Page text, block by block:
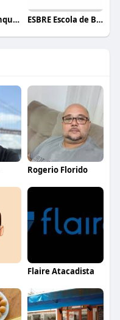
Nogueira Brinquedos ESBRE Escola de Bares e Restaurantes
Rogerio Florido
Flaire Atacadista